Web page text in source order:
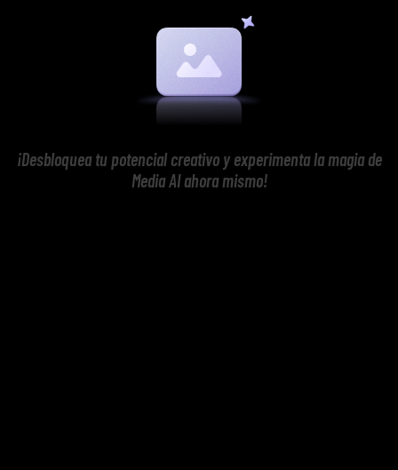
¡Desbloquea tu potencial creativo y experimenta la magia de
Media AI ahora mismo!